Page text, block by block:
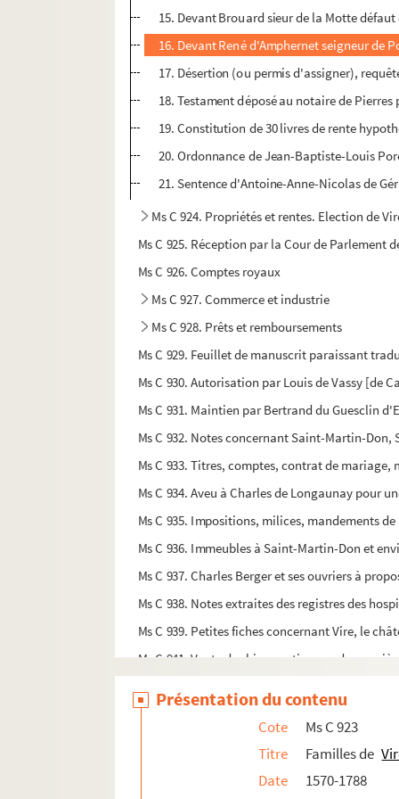
15. Devant Brouard sieur de la Motte
16. Devant René d'Amphernet seigneur de
17. Désertion (ou permis d'assigner),
18. Testament déposé au notaire de
19. Constitution de 30 livres de rente
20. Ordonnance de Jean-Baptiste-Louis
21. Sentence d'Antoine-Anne-Nicolas de
Ms C 924. Propriétés et rentes. Election de
Ms C 925. Réception par la Cour de Parlement
Ms C 926. Comptes royaux
Ms C 927. Commerce et industrie
Ms C 928. Prêts et remboursements
Ms C 929. Feuillet de manuscrit paraissant
Ms C 930. Autorisation par Louis de Vassy [de
Ms C 931. Maintien par Bertrand du Guesclin
Ms C 932. Notes concernant Saint-Martin-
Ms C 933. Titres, comptes, contrat de
Ms C 934. Aveu à Charles de Longaunay pour
Ms C 935. Impositions, milices, mandements
Ms C 936. Immeubles à Saint-Martin-Don et
Ms C 937. Charles Berger et ses ouvriers à
Ms C 938. Notes extraites des registres des
Ms C 939. Petites fiches concernant Vire, le
Ms C 941. Vente des biens nationaux de
Ms C 943. Chanson de la Réssurection, chant
Présentation du contenu
Cote
Ms C 923
Titre
Familles de
Date
1570-1788